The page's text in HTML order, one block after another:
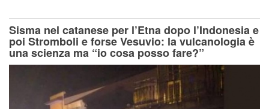
Sisma nel catanese per l’Etna dopo l’Indonesia e
poi Stromboli e forse Vesuvio: la vulcanologia è
una scienza ma “io cosa posso fare?”